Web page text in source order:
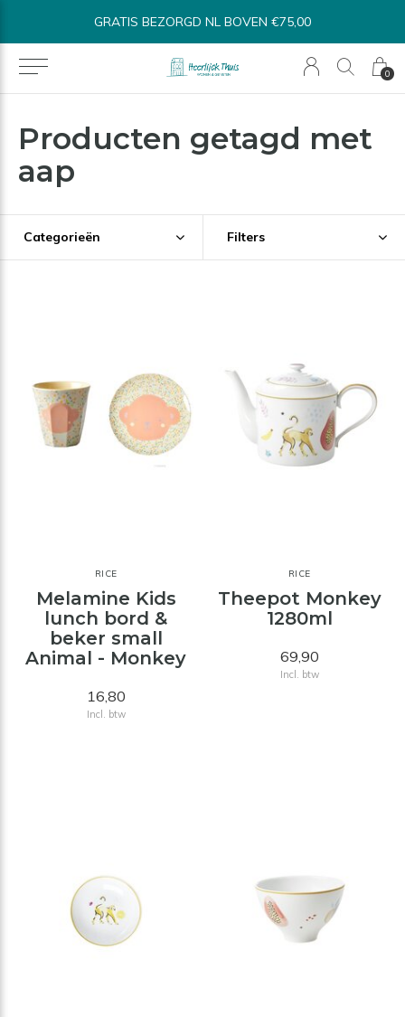
0
GRATIS BEZORGD NL BOVEN €75,00
Producten getagd met
aap
Categorieën Filters
RICE
Melamine Kids
lunch bord &
beker small
Animal - Monkey
16,80
Incl. btw
RICE
Theepot Monkey
1280ml
69,90
Incl. btw